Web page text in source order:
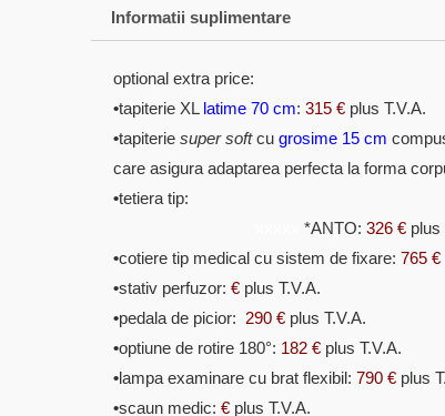
Informatii suplimentare
optional extra price:
•tapiterie XL latime 70 cm: 315 € plus T.V.A.
•tapiterie super softcu grosime 15 cm
care asigura adaptarea perfecta la forma
•tetiera tip:
*ANTO: 326 €
•cotiere tip medical cu sistem de fixare: 765 €
•stativ perfuzor: € plus
•pedala de picior: 290 € plus
•optiune de rotire 180°: 182 € plus
•lampa examinare cu brat flexibil: 790 €
•scaun medic: € plus T.V.A.